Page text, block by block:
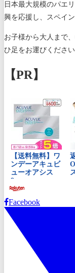
日本最大規模のパエ
興を応援し、スペイ
お子様から大人まで
ひ足をお運びくださ
【PR】
Facebook